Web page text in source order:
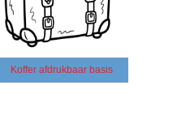
Koffer afdrukbaar basis